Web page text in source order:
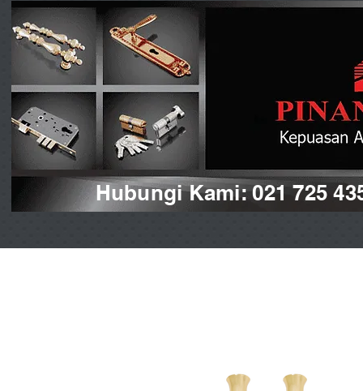
Hubungi Kami: 021 725